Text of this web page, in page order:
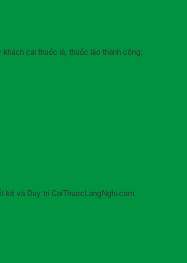
cai thuốc lá, thuốc lào thành công:
kế và Duy trì CaiThuocLangNghi.com